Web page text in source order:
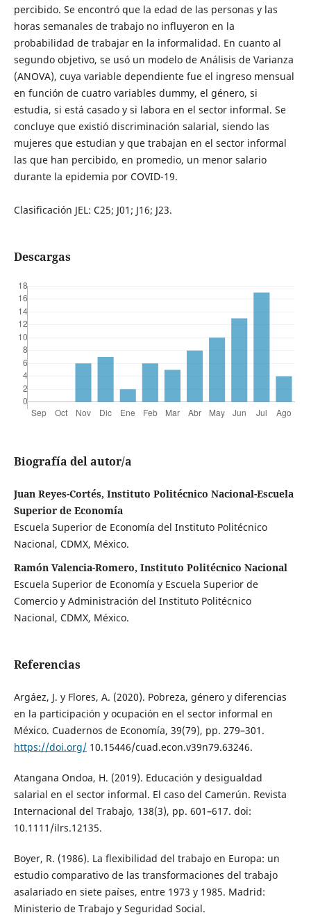
percibido. Se encontró que la edad de las personas y las
horas semanales de trabajo no influyeron en la
probabilidad de trabajar en la informalidad. En cuanto al
segundo objetivo, se usó un modelo de Análisis de Varianza
(ANOVA), cuya variable dependiente fue el ingreso mensual
en función de cuatro variables dummy, el género, si
estudia, si está casado y si labora en el sector informal. Se
concluye que existió discriminación salarial, siendo las
mujeres que estudian y que trabajan en el sector informal
las que han percibido, en promedio, un menor salario
durante la epidemia por COVID-19.
Clasificación JEL: C25; J01; J16; J23.
Descargas
Biografía del autor/a
Juan Reyes-Cortés, Instituto Politécnico Nacional-Escuela
Superior de Economía
Escuela Superior de Economía del Instituto Politécnico
Nacional, CDMX, México.
Ramón Valencia-Romero, Instituto Politécnico Nacional
Escuela Superior de Economía y Escuela Superior de
Comercio y Administración del Instituto Politécnico
Nacional, CDMX, México.
Referencias
Argáez, J. y Flores, A. (2020). Pobreza, género y diferencias
en la participación y ocupación en el sector informal en
México. Cuadernos de Economía, 39(79), pp. 279–301.
https://doi.org/10.15446/cuad.econ.v39n79.63246.
Atangana Ondoa, H. (2019). Educación y desigualdad
salarial en el sector informal. El caso del Camerún. Revista
Internacional del Trabajo, 138(3), pp. 601–617. doi:
10.1111/ilrs.12135.
Boyer, R. (1986). La flexibilidad del trabajo en Europa: un
estudio comparativo de las transformaciones del trabajo
asalariado en siete países, entre 1973 y 1985. Madrid:
Ministerio de Trabajo y Seguridad Social.